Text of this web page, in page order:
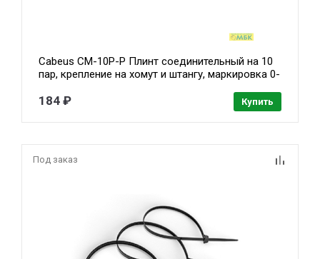
Cabeus CM-10P-P Плинт соединительный на 10
пар, крепление на хомут и штангу, маркировка 0-
184 ₽ Купить
Под заказ